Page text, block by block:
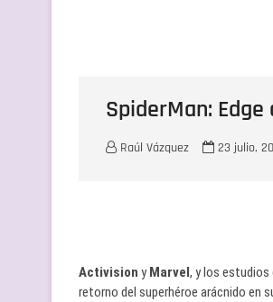
SpiderMan:
Raúl Vázquez 23 julio,
Activision y Marvel , y los estudios
retorno del superhéroe arácnido en